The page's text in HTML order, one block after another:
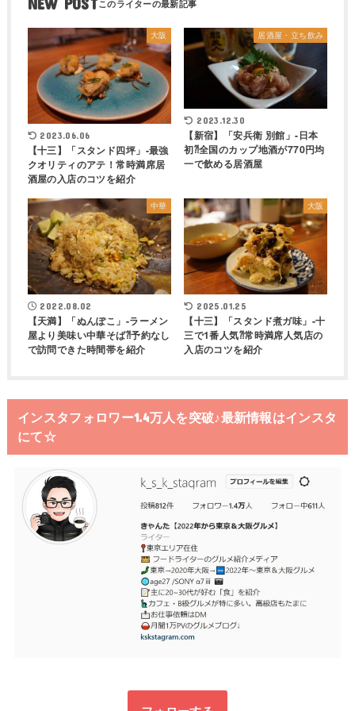
大阪
2023.06.06
【十三】「スタンド四坪」-最強
クオリティのアテ！常時満席居
酒屋の入店のコツを紹介
居酒屋・立ち飲み
2023.12.30
【新宿】「安兵衛 別館」-日本
初⁈全国のカップ地酒が770円均
一で飲める居酒屋
中華
2022.08.02
【天満】「ぬんぽこ」-ラーメン
屋より美味い中華そば⁈予約なし
で訪問できた時間帯を紹介
大阪
2025.01.25
【十三】「スタンド煮ガ味」-十
三で1番人気⁈常時満席人気店の
入店のコツを紹介
インスタフォロワー1.4万人を突破♪最新情報はインスタ
にて☆